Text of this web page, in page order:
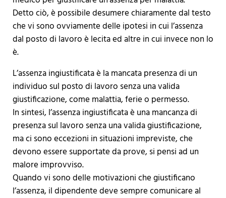
Detto ciò, è possibile desumere chiaramente dal testo
che vi sono ovviamente delle ipotesi in cui l’assenza
dal posto di lavoro è lecita ed altre in cui invece non lo
è.
L’assenza ingiustificata è la mancata presenza di un
individuo sul posto di lavoro senza una valida
giustificazione, come malattia, ferie o permesso.
In sintesi, l’assenza ingiustificata è una mancanza di
presenza sul lavoro senza una valida giustificazione,
ma ci sono eccezioni in situazioni impreviste, che
devono essere supportate da prove, si pensi ad un
malore improvviso.
Quando vi sono delle motivazioni che giustificano
l’assenza, il dipendente deve sempre comunicare al